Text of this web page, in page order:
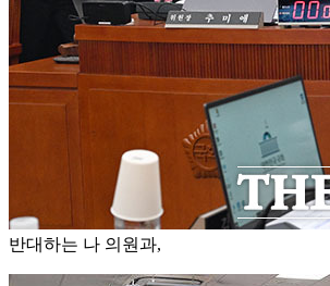
반대하는 나 의원과,